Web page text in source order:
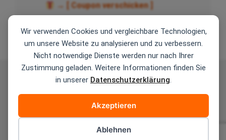
Wir verwenden Cookies und vergleichbare Technologien,
um unsere Website zu analysieren und zu verbessern.
Nicht notwendige Dienste werden nur nach Ihrer
Zustimmung geladen. Weitere Informationen finden Sie
in unserer Datenschutzerklärung.
Akzeptieren
Ablehnen
→ [ Coupon verschicken ]
AGB Zahlungsarten
Versandarten
Widerrufsbelehrung
Datenschutzerklärung
© 2026 Teutoprint